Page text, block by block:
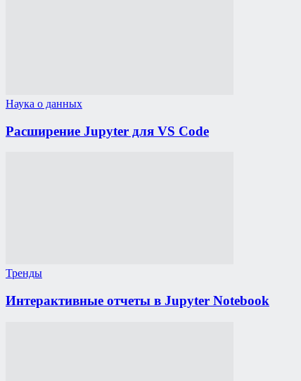
Наука о данных
Расширение Jupyter для VS Code
Тренды
Интерактивные отчеты в Jupyter Notebook